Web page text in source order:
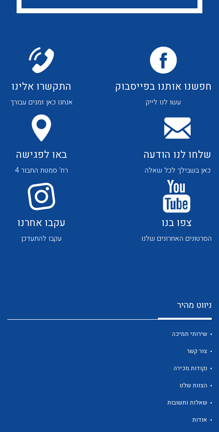
לכל מוצרי היצרן לכל מוצרי היצרן
לכל מוצרי היצרן לכל מוצרי היצרן
לכל מוצרי היצרן
חפשנו אותנו בפייסבוק
עשו לנו לייק
התקשרו אלינו
אנחנו כאן זמנים עבורך
שלחו לנו הודעה
כאן בשבילך לכל שאלה
באו לפגישה
רח' סמטת התבור 4
צפו בנו
הסרטונים האחרונים שלנו
עקבו אחרנו
עקבו להתעדכן
ניווט מהיר
שירותי תמיכה
צור קשר
נקודות מכירה
הצוות שלנו
שאלות ותשובות
אודות